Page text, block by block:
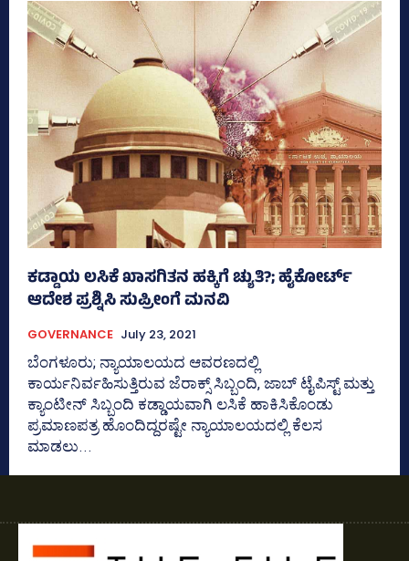
ಕಡ್ಡಾಯ ಲಸಿಕೆ ಖಾಸಗಿತನ ಹಕ್ಕಿಗೆ ಚ್ಯುತಿ?; ಹೈಕೋರ್ಟ್‌
ಆದೇಶ ಪ್ರಶ್ನಿಸಿ ಸುಪ್ರೀಂಗೆ ಮನವಿ
GOVERNANCE July 23, 2021
ಬೆಂಗಳೂರು; ನ್ಯಾಯಾಲಯದ ಆವರಣದಲ್ಲಿ
ಕಾರ್ಯನಿರ್ವಹಿಸುತ್ತಿರುವ ಜೆರಾಕ್ಸ್‌ ಸಿಬ್ಬಂದಿ, ಜಾಬ್‌ ಟೈಪಿಸ್ಟ್‌ ಮತ್ತು
ಕ್ಯಾಂಟೀನ್‌ ಸಿಬ್ಬಂದಿ ಕಡ್ಡಾಯವಾಗಿ ಲಸಿಕೆ ಹಾಕಿಸಿಕೊಂಡು
ಪ್ರಮಾಣಪತ್ರ ಹೊಂದಿದ್ದರಷ್ಟೇ ನ್ಯಾಯಾಲಯದಲ್ಲಿ ಕೆಲಸ
ಮಾಡಲು...